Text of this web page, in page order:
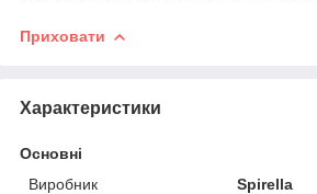
Приховати
Характеристики
Основні
Виробник
Spirella